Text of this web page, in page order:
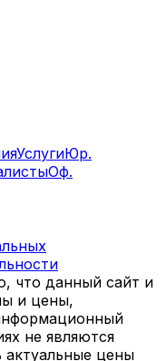
УслугиЮр.
Оф.
что данный сайт и
и цены,
не являются
актуальные цены